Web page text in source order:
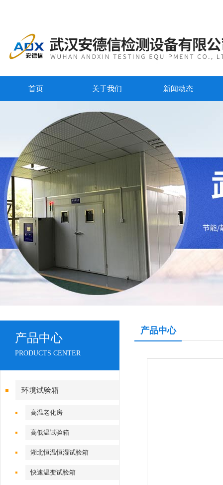
首页 关于我们 新闻动态
产品中心
PRODUCTS CENTER
环境试验箱
高温老化房
高低温试验箱
湖北恒温恒湿试验箱
快速温变试验箱
产品中心